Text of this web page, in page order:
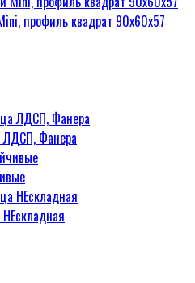
профиль квадрат 90х60х57
ЛДСП, Фанера